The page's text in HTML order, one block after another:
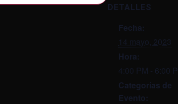
DETALLES
Fecha:
14 mayo, 2023
Hora:
4:00 PM - 6:00
Categorías de
Evento: